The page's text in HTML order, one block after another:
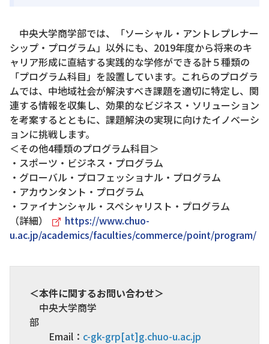
中央大学商学部では、「ソーシャル・アントレプレナー
シップ・プログラム」以外にも、2019年度から将来のキ
ャリア形成に直結する実践的な学修ができる計５種類の
「プログラム科目」を設置しています。これらのプログラ
ムでは、中地域社会が解決すべき課題を適切に特定し、関
連する情報を収集し、効果的なビジネス・ソリューション
を考案するとともに、課題解決の実現に向けたイノベーシ
ョンに挑戦します。
＜その他4種類のプログラム科目＞
・スポーツ・ビジネス・プログラム
・グローバル・プロフェッショナル・プログラム
・アカウンタント・プログラム
・ファイナンシャル・スペシャリスト・プログラム
（詳細）
https://www.chuo-
u.ac.jp/academics/faculties/commerce/point/program/
＜本件に関するお問い合わせ＞
中央大学商学
部
Email： c-gk-grp[at]g.chuo-u.ac.jp